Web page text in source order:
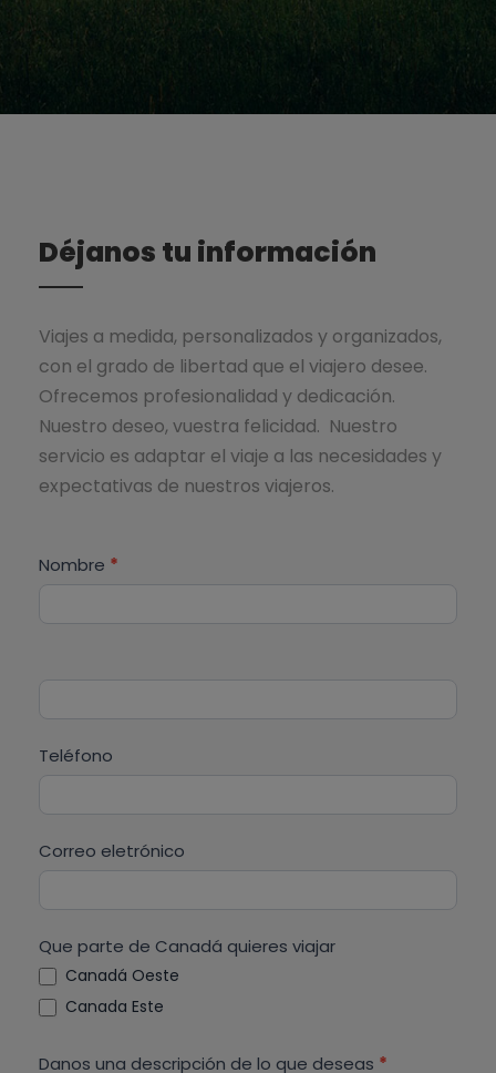
Déjanos tu información
Viajes a medida, personalizados y organizados,
con el grado de libertad que el viajero desee.
Ofrecemos profesionalidad y dedicación.
Nuestro deseo, vuestra felicidad. Nuestro
servicio es adaptar el viaje a las necesidades y
expectativas de nuestros viajeros.
C
n
a
c
t
o
n
á
Nombre *
Teléfono
Correo eletrónico
Que parte de Canadá quieres viajar
Canadá Oeste
Canada Este
Danos una descripción de lo que deseas *
S
e
e
h
u
n
d
e
j